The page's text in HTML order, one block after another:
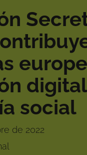
social
de 2022